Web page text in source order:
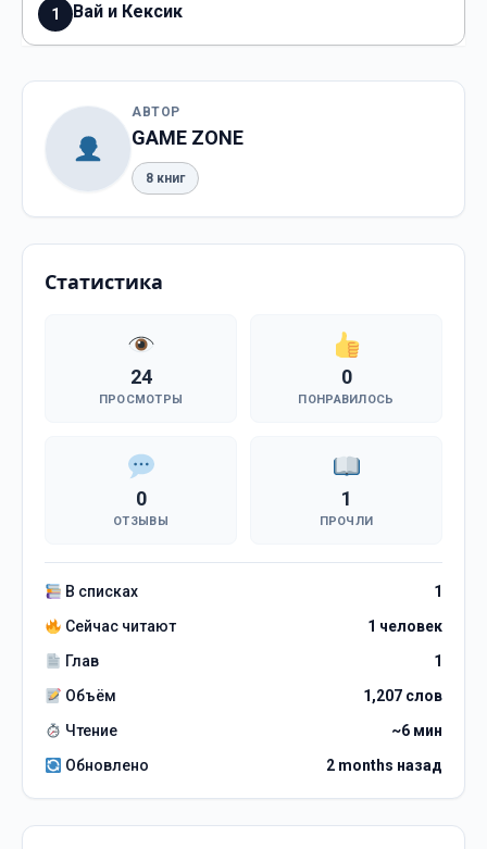
1 Вай и Кексик
АВТОР
GAME ZONE
8 книг
Статистика
24
ПРОСМОТРЫ
0
ПОНРАВИЛОСЬ
0
ОТЗЫВЫ
1
ПРОЧЛИ
В списках
1
Сейчас читают
1 человек
Глав
1
Объём
1,207 слов
Чтение
~6 мин
Обновлено
2 months назад